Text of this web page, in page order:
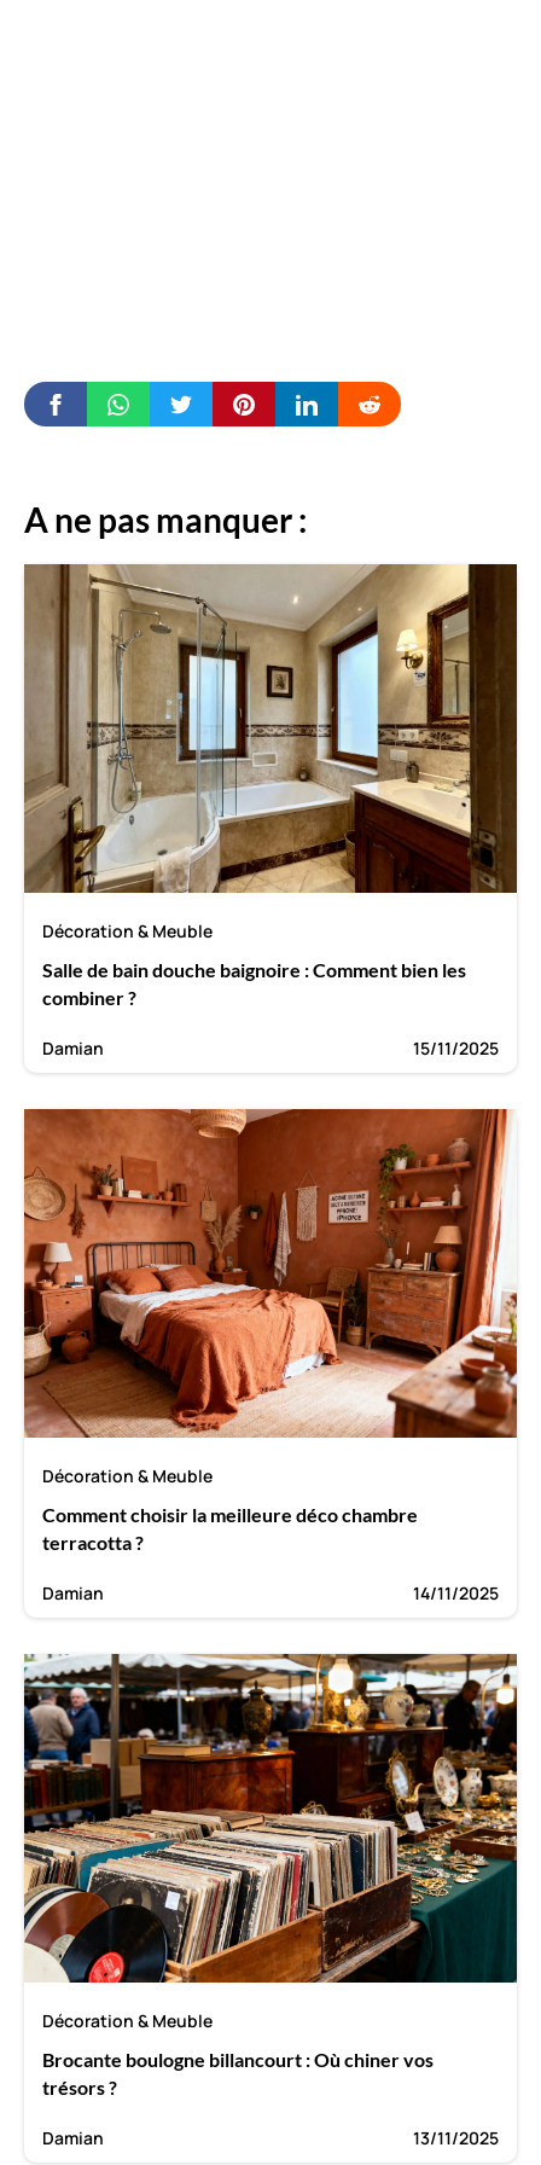
A ne pas manquer :
Décoration & Meuble
Salle de bain douche baignoire : Comment bien les
combiner ?
Damian 15/11/2025
Décoration & Meuble
Comment choisir la meilleure déco chambre
terracotta ?
Damian 14/11/2025
Décoration & Meuble
Brocante boulogne billancourt : Où chiner vos
trésors ?
Damian 13/11/2025